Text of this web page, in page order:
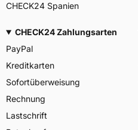
CHECK24 Spanien
CHECK24 Zahlungsarten
PayPal
Kreditkarten
Sofortüberweisung
Rechnung
Lastschrift